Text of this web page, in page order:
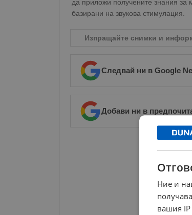
да приложи получените знания за
базирани на звукова стимулация.
Изпращайте снимки и
Следвай ни в Google
Добави ни в
РЕКЛАМА
Ние и
вашия